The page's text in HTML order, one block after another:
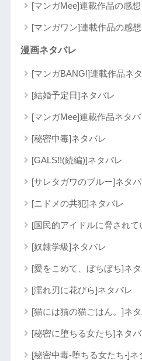
[マンガMee]連載作品の感
[マンガワン]連載作品の感
漫画ネタバレ
[マンガBANG!]連載作品ネ
[結婚予定日]ネタバレ
[マンガMee]連載作品ネタバ
[秘密中毒]ネタバレ
[GALS!!(続編)]ネタバレ
[サレタガワのブルー]ネタ
[ニドメの共犯]ネタバレ
[国民的アイドルに脅されて
[奴隷学級]ネタバレ
[愛をこめて、ぼちぼち]ネ
[濡れ刃に花びら]ネタバレ
[猫には猫の猫ごはん。]ネ
[秘密に堕ちる女たち]ネタ
[秘密中毒-堕ちる女たち-]ネ